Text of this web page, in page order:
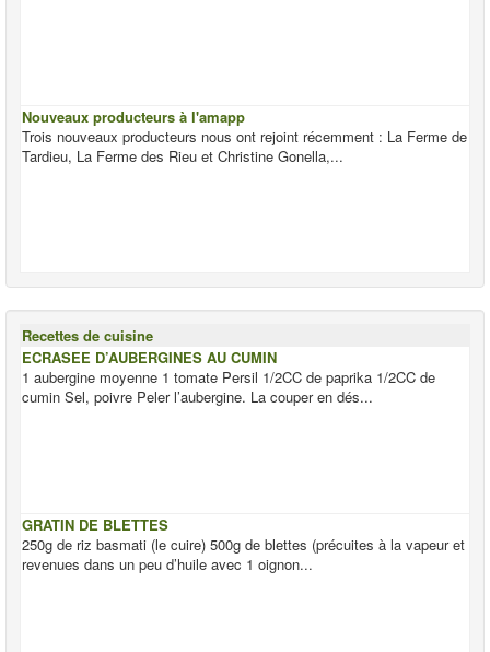
Nouveaux producteurs à l'amapp
Trois nouveaux producteurs nous ont rejoint récemment : La Ferme de
Tardieu, La Ferme des Rieu et Christine Gonella,...
Recettes de cuisine
ECRASEE D’AUBERGINES AU CUMIN
1 aubergine moyenne 1 tomate Persil 1/2CC de paprika 1/2CC de
cumin Sel, poivre Peler l’aubergine. La couper en dés...
GRATIN DE BLETTES
250g de riz basmati (le cuire) 500g de blettes (précuites à la vapeur et
revenues dans un peu d’huile avec 1 oignon...